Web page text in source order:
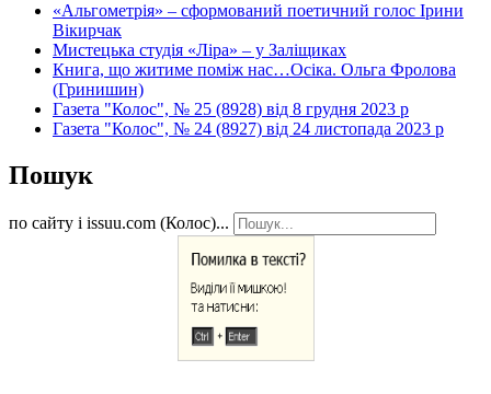
«Альгометрія» – сформований поетичний голос Ірини
Вікирчак
Мистецька студія «Ліра» – у Заліщиках
Книга, що житиме поміж нас…Осіка. Ольга Фролова
(Гринишин)
Газета "Колос", № 25 (8928) від 8 грудня 2023 р
Газета "Колос", № 24 (8927) від 24 листопада 2023 р
Пошук
по сайту і issuu.com (Колос)...